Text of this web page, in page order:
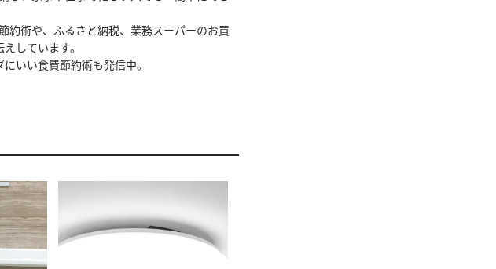
約術や、ふるさと納税、業務スーパーのお買
しています。
いい食費節約術も発信中。